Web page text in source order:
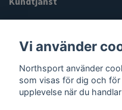
Sociala medier
Vi använder
Northsport använder
som visas för dig och
upplevelse när du